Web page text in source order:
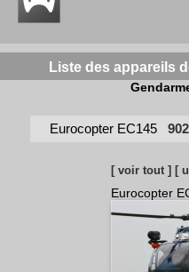
Liste des appareils
Eurocopter EC145
[ voir tout ] [
Eurocopter